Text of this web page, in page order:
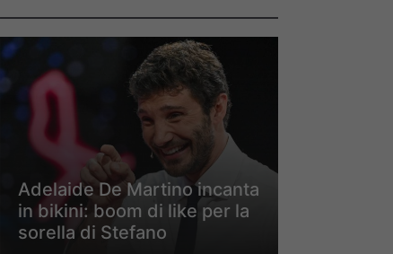
Adelaide De Martino incanta
in bikini: boom di like per la
sorella di Stefano